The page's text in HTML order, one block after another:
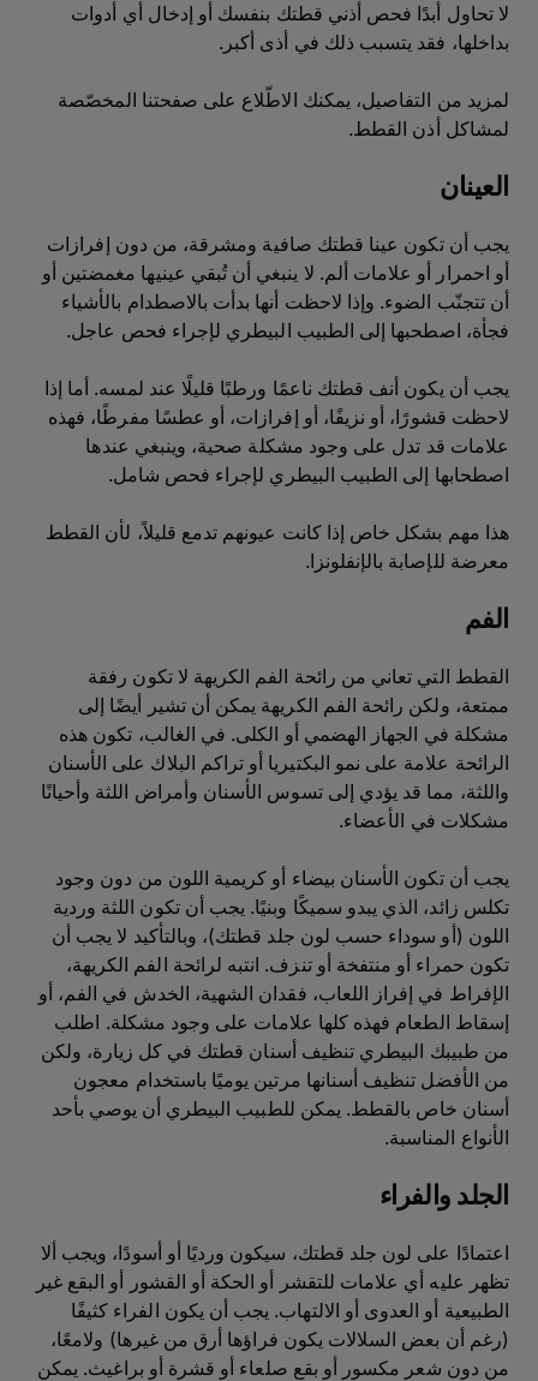
لا تحاول أبدًا فحص أذني قطتك بنفسك أو إدخال أي أدوات
بداخلها، فقد يتسبب ذلك في أذى أكبر.
لمزيد من التفاصيل، يمكنك الاطّلاع على صفحتنا المخصّصة
لمشاكل أذن القطط.
العينان
يجب أن تكون عينا قطتك صافية ومشرقة، من دون إفرازات
أو احمرار أو علامات ألم. لا ينبغي أن تُبقي عينيها مغمضتين أو
أن تتجنّب الضوء. وإذا لاحظت أنها بدأت بالاصطدام بالأشياء
فجأة، اصطحبها إلى الطبيب البيطري لإجراء فحص عاجل.
يجب أن يكون أنف قطتك ناعمًا ورطبًا قليلًا عند لمسه. أما إذا
لاحظت قشورًا، أو نزيفًا، أو إفرازات، أو عطسًا مفرطًا، فهذه
علامات قد تدل على وجود مشكلة صحية، وينبغي عندها
اصطحابها إلى الطبيب البيطري لإجراء فحص شامل.
هذا مهم بشكل خاص إذا كانت عيونهم تدمع قليلاً، لأن القطط
معرضة للإصابة بالإنفلونزا.
الفم
القطط التي تعاني من رائحة الفم الكريهة لا تكون رفقة
ممتعة، ولكن رائحة الفم الكريهة يمكن أن تشير أيضًا إلى
مشكلة في الجهاز الهضمي أو الكلى. في الغالب، تكون هذه
الرائحة علامة على نمو البكتيريا أو تراكم البلاك على الأسنان
واللثة، مما قد يؤدي إلى تسوس الأسنان وأمراض اللثة وأحيانًا
مشكلات في الأعضاء.
يجب أن تكون الأسنان بيضاء أو كريمية اللون من دون وجود
تكلس زائد، الذي يبدو سميكًا وبنيًا. يجب أن تكون اللثة وردية
اللون (أو سوداء حسب لون جلد قطتك)، وبالتأكيد لا يجب أن
تكون حمراء أو منتفخة أو تنزف. انتبه لرائحة الفم الكريهة،
الإفراط في إفراز اللعاب، فقدان الشهية، الخدش في الفم، أو
إسقاط الطعام فهذه كلها علامات على وجود مشكلة. اطلب
من طبيبك البيطري تنظيف أسنان قطتك في كل زيارة، ولكن
من الأفضل تنظيف أسنانها مرتين يوميًا باستخدام معجون
أسنان خاص بالقطط. يمكن للطبيب البيطري أن يوصي بأحد
الأنواع المناسبة.
الجلد والفراء
اعتمادًا على لون جلد قطتك، سيكون ورديًا أو أسودًا، ويجب ألا
تظهر عليه أي علامات للتقشر أو الحكة أو القشور أو البقع غير
الطبيعية أو العدوى أو الالتهاب. يجب أن يكون الفراء كثيفًا
(رغم أن بعض السلالات يكون فراؤها أرق من غيرها) ولامعًا،
من دون شعر مكسور أو بقع صلعاء أو قشرة أو براغيث. يمكن